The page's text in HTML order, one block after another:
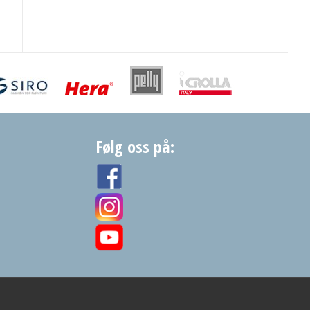
Følg oss på: